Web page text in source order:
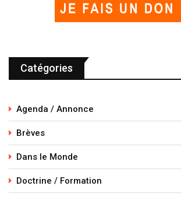
Catégories
Agenda / Annonce
Brèves
Dans le Monde
Doctrine / Formation